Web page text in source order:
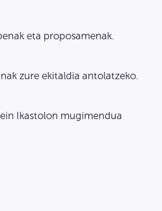
eta proposamenak.
zure ekitaldia antolatzeko.
Ikastolon mugimendua